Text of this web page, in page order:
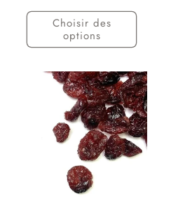
habituel
Choisir des
options